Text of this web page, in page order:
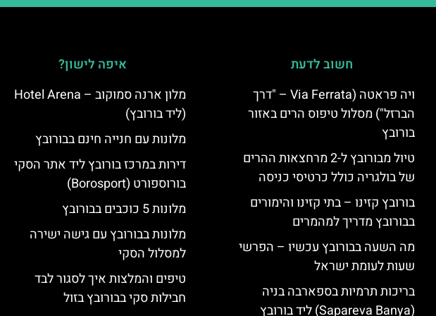
חשוב לדעת
ויה פראטה (Via Ferrata – "דרך
הברזל") מסלול טיפוס הרים באזור
בורובץ
טיול מבורובץ ל-2 מרחצאות ההרים
של בולגריה כולל כרטיסי כניסה
בורובץ קזינו – בתי קזינו והימורים
בבורובץ מדריך למהמרים
מה השעה בבורובץ עכשיו – הפרשי
שעות לעומת ישראל
בריכות תרמיות בספארבה בניה
(Sapareva Banya) ליד בורובץ
איפה לישון?
מלון ארנה סמוקוב – Hotel Arena
(ליד בורובץ)
מלונות עם חנייה חינם בבורובץ
דירות במרכז בורובץ ליד אתר הסקי
בורוספורט (Borosport)
מלונות 5 כוכבים בבורובץ
מלונות בבורובץ עם גישה ישירה
למסלול הסקי
טיפים והמלצות איך לסגור לבד
חבילות סקי בבורובץ בזול